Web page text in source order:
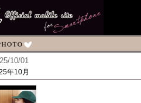
10/01
年10月